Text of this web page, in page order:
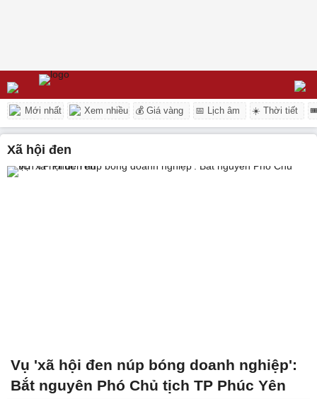
Mới nhất Xem nhiều 💰 Giá vàng 📅 Lịch âm ☀️ Thời tiết
xã hội đen
Vụ 'xã hội đen núp bóng doanh nghiệp':
Bắt nguyên Phó Chủ tịch TP Phúc Yên